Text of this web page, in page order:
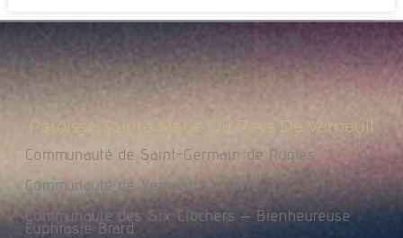
Paroisse Sainte Marie Du Pays De Verneuil
Communauté de Saint-Germain de Rugles
Communauté de Verneuil sur Avre
Communauté des Six Clochers – Bienheureuse
Euphrasie Brard